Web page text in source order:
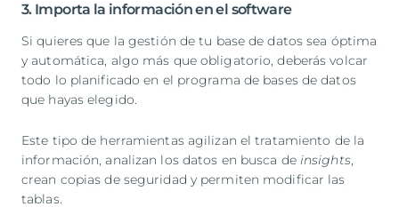
3. Importa la información en el software
Si quieres que la gestión de tu base de datos sea óptima
y automática, algo más que obligatorio, deberás volcar
todo lo planificado en el programa de bases de datos
que hayas elegido.
Este tipo de herramientas agilizan el tratamiento de la
información, analizan los datos en busca de insights,
crean copias de seguridad y permiten modificar las
tablas.